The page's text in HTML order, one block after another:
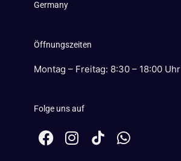
Germany
Öffnungszeiten
Montag – Freitag: 8:30 – 18:00 Uhr
Folge uns auf
F
a
I
n
W
h